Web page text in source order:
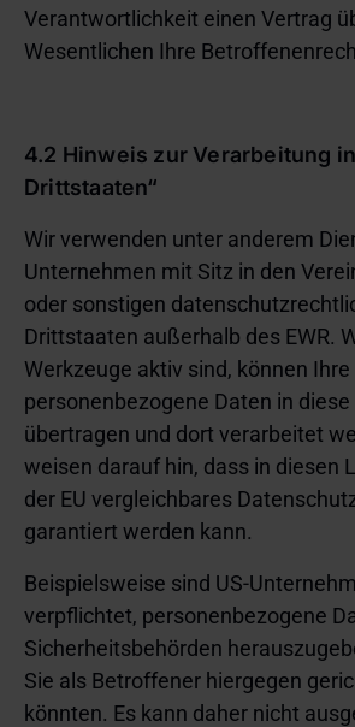
Verantwortlichkeit einen Vertrag
Wesentlichen Ihre
4.2 Hinweis zur Verarbeitung
Drittstaaten“
Wir verwenden unter anderem
Unternehmen mit Sitz in den
oder sonstigen
Drittstaaten außerhalb des EWR.
Werkzeuge aktiv sind, können Ihre
personenbezogene Daten in
übertragen und dort verarbeitet
weisen darauf hin, dass in diesen
der EU vergleichbares
garantiert werden kann.
Beispielsweise sind US-
verpflichtet, personenbezogene
Sicherheitsbehörden
Sie als Betroffener hiergegen
könnten. Es kann daher nicht